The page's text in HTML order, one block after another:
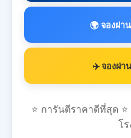
🌍 จองผ่า
✈️ จองผ่า
⭐ การันตีราคาดีที่สุด
โ